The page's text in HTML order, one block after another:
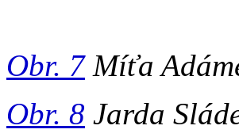
Obr. 7Míťa
Obr. 8 Jarda